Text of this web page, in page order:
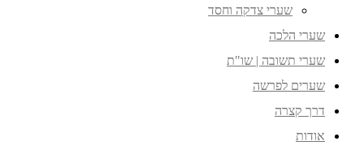
שערי צדקה וחסד
שערי הלכה
שערי תשובה | שו"ת
שערים לפרשה
דרך קצרה
אודות